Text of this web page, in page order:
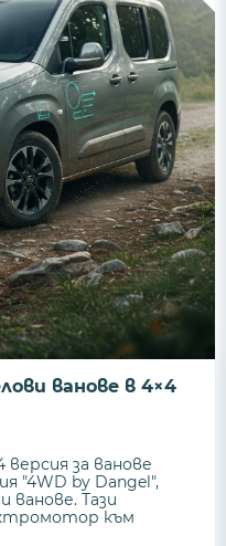
ванове в 4×4
за ванове
"4WD by Dangel",
ванове. Тази
към